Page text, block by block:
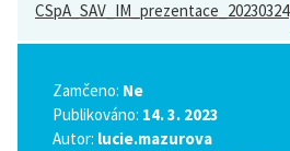
CSpA_SAV_IM_prezentace_20230324
Zamčeno: Ne
Publikováno: 14. 3. 2023
Autor: lucie.mazurova